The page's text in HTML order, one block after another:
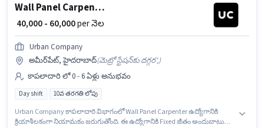
Wall Panel Carpenter
₹ 40,000 - 60,000per నెల
Urban Company
అమీర్‌పేట్, హైదరాబాద్(మెట్రో స్టేషన్‌కు దగ్గర',)
కాపలాదారి లో 0 - 6 ఏళ్లు అనుభవం
Day shift 10వ తరగతి లోపు
Urban Company కాపలాదారి విభాగంలో Wall Panel Carpenter ఉద్యోగానికి
క్రియాశీలకంగా నియామకం జరుగుతోంది. ఈ ఉద్యోగానికి Fixed జీతం అందుబాటులో